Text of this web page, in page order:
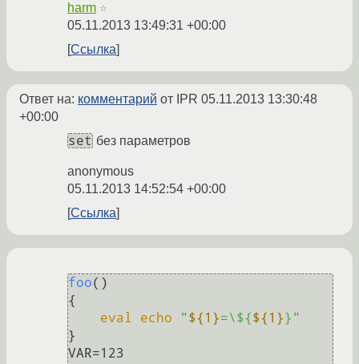
harm ☆
05.11.2013 13:49:31 +00:00
Ссылка
Ответ на: комментарий от IPR 05.11.2013 13:30:48
+00:00
set без параметров
anonymous
05.11.2013 14:52:54 +00:00
Ссылка
foo()
{
eval
echo "${1}=\${${1}}"
}
VAR=123